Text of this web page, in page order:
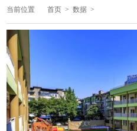
当前位置 首页 > 数据 >